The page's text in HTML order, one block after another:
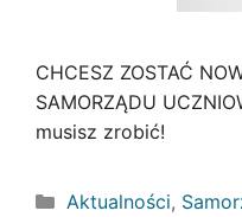
CHCESZ ZOSTAĆ
SAMORZĄDU
musisz zrobić!
Kategorie
Aktualności,